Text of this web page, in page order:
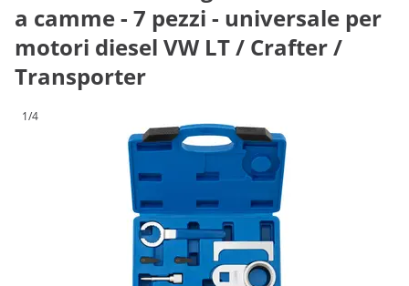
a camme - 7 pezzi - universale per
motori diesel VW LT / Crafter /
Transporter
1/4